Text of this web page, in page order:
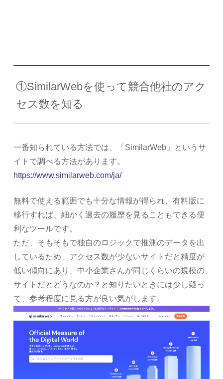
①SimilarWebを使って競合他社のアク
セス数を知る
一番知られている方法では、「SimilarWeb」というサ
イトで調べる方法があります。
https://www.similarweb.com/ja/
無料で使える範囲でも十分な情報が得られ、有料版に
移行すれば、細かく過去の履歴を見ることもできる便
利なツールです。
ただ、そもそもで独自のロジックで推測のデータを出
しているため、アクセス数が少ないサイトだと精度が
低い傾向にあり、中小企業さんが同じくらいの規模の
サイトだとどうなのか？と知りたいときには少し疑っ
て、参考程度に見る方が良い気がします。